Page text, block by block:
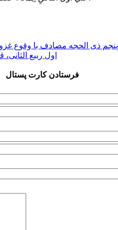
پنجم ذی الحجه مصادف با وقوع
اول ربیع
فرستادن کارت پستال